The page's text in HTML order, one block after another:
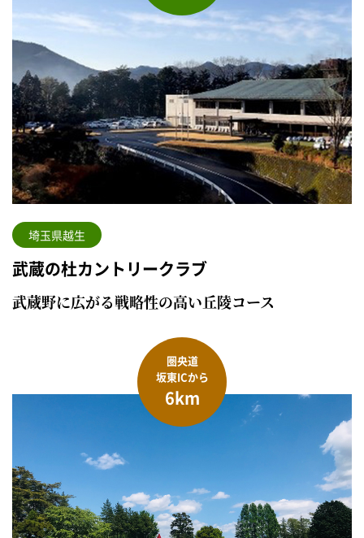
埼玉県越生
武蔵の杜カントリークラブ
武蔵野に広がる戦略性の高い丘陵コース
圏央道
坂東ICから
6km